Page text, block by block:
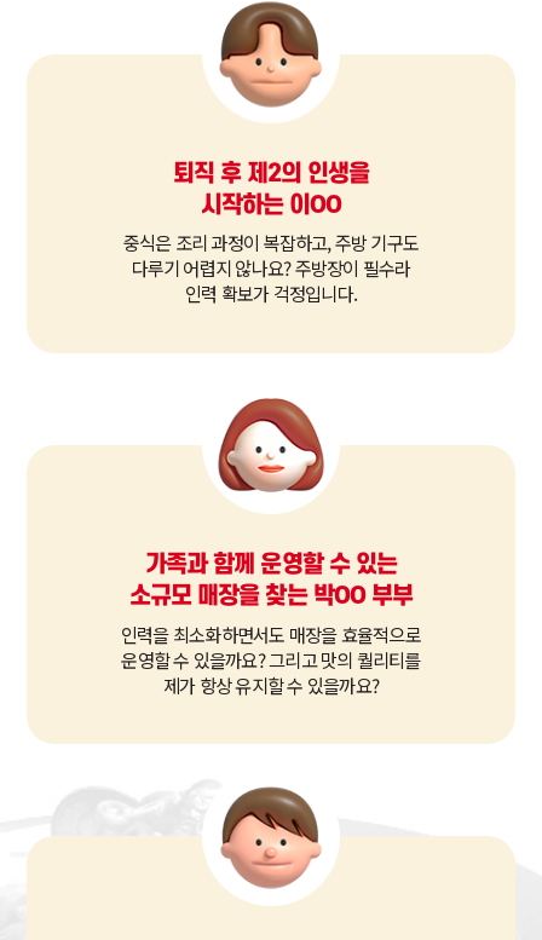
퇴직 후 제2의 인생을
시작하는 이OO
중식은 조리 과정이 복잡하고, 주방 기구도
다루기 어렵지 않나요? 주방장이 필수라
인력 확보가 걱정입니다.
가족과 함께 운영할 수 있는
소규모 매장을 찾는 박OO 부부
인력을 최소화하면서도 매장을 효율적으로
운영할 수 있을까요? 그리고 맛의 퀄리티를
제가 항상 유지할 수 있을까요?